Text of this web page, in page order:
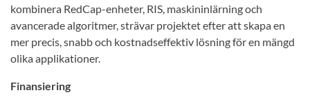
kombinera RedCap-enheter, RIS, maskininlärning och
avancerade algoritmer, strävar projektet efter att skapa en
mer precis, snabb och kostnadseffektiv lösning för en mängd
olika applikationer.
Finansiering